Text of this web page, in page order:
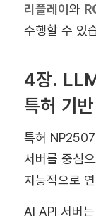
리플레이와
수행할 수 있
4장.
특허 기
특허
서버를 중심
지능적으로
AI API 서버